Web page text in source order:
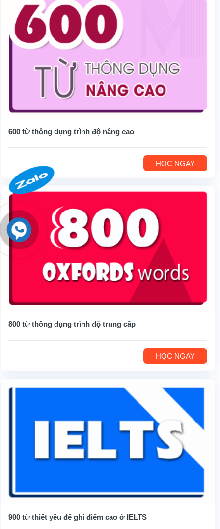
600 từ thông dụng trình độ nâng cao
HỌC NGAY
800 từ thông dụng trình độ trung cấp
HỌC NGAY
900 từ thiết yếu để ghi điểm cao ở IELTS